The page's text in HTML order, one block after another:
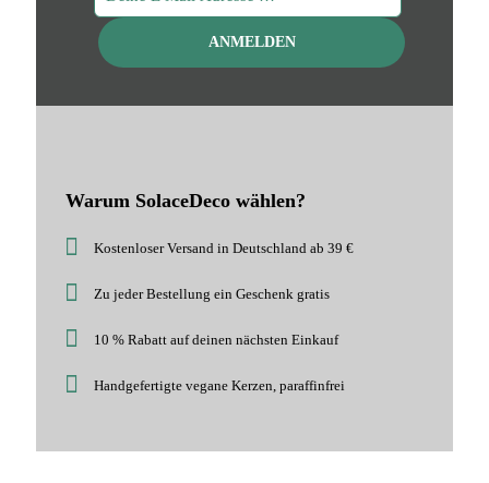
Warum SolaceDeco wählen?
Kostenloser Versand in Deutschland ab 39 €
Zu jeder Bestellung ein Geschenk gratis
10 % Rabatt auf deinen nächsten Einkauf
Handgefertigte vegane Kerzen, paraffinfrei